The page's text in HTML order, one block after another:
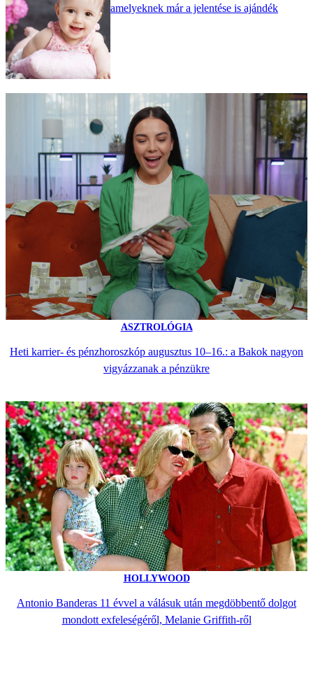
amelyeknek már a jelentése is ajándék
ASZTROLÓGIA
Heti karrier- és pénzhoroszkóp augusztus 10–16.: a Bakok nagyon
vigyázzanak a pénzükre
HOLLYWOOD
Antonio Banderas 11 évvel a válásuk után megdöbbentő dolgot
mondott exfeleségéről, Melanie Griffith-ről